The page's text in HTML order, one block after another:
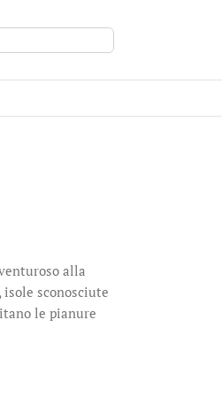
alla
isole sconosciute
le pianure